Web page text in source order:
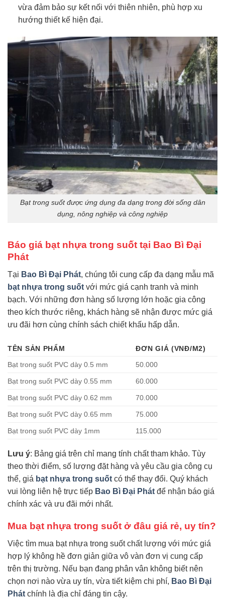
vừa đảm bảo sự kết nối với thiên nhiên, phù hợp xu
hướng thiết kế hiện đại.
Bạt trong suốt được ứng dụng đa dạng trong đời sống dân
dụng, nông nghiệp và công nghiệp
Báo giá bạt nhựa trong suốt tại Bao Bì Đại
Phát
Tại Bao Bì Đại Phát, chúng tôi cung cấp đa dạng mẫu mã
bạt nhựa trong suốt với mức giá cạnh tranh và minh
bạch. Với những đơn hàng số lượng lớn hoặc gia công
theo kích thước riêng, khách hàng sẽ nhận được mức giá
ưu đãi hơn cùng chính sách chiết khấu hấp dẫn.
TÊN SẢN PHẨM
ĐƠN GIÁ (VNĐ/M2)
Bạt trong suốt PVC dày 0.5 mm
50.000
Bạt trong suốt PVC dày 0.55 mm 60.000
Bạt trong suốt PVC dày 0.62 mm 70.000
Bạt trong suốt PVC dày 0.65 mm 75.000
Bạt trong suốt PVC dày 1mm 115.000
Lưu ý: Bảng giá trên chỉ mang tính chất tham khảo. Tùy
theo thời điểm, số lượng đặt hàng và yêu cầu gia công cụ
thể, giá bạt nhựa trong suốt có thể thay đổi. Quý khách
vui lòng liên hệ trực tiếp Bao Bì Đại Phát để nhận báo giá
chính xác và ưu đãi mới nhất.
Mua bạt nhựa trong suốt ở đâu giá rẻ, uy tín?
Việc tìm mua bạt nhựa trong suốt chất lượng với mức giá
hợp lý không hề đơn giản giữa vô vàn đơn vị cung cấp
trên thị trường. Nếu bạn đang phân vân không biết nên
chọn nơi nào vừa uy tín, vừa tiết kiệm chi phí, Bao Bì Đại
Phát chính là địa chỉ đáng tin cậy.